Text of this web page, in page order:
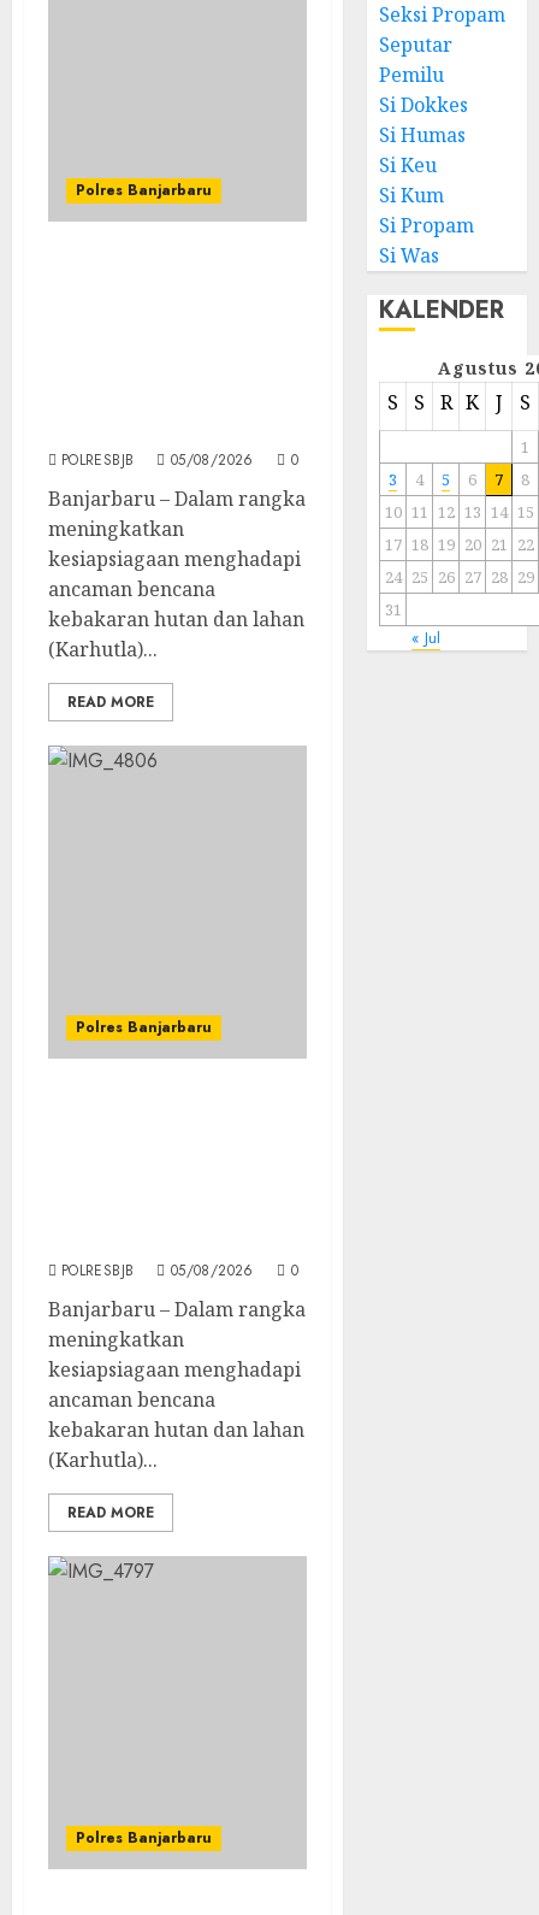
Polres Banjarbaru
POLRESBJB 05/08/2026 0
Banjarbaru – Dalam rangka
meningkatkan
kesiapsiagaan menghadapi
ancaman bencana
kebakaran hutan dan lahan
(Karhutla)...
READ MORE
Polres Banjarbaru
POLRESBJB 05/08/2026 0
Banjarbaru – Dalam rangka
meningkatkan
kesiapsiagaan menghadapi
ancaman bencana
kebakaran hutan dan lahan
(Karhutla)...
READ MORE
Polres Banjarbaru
Seksi Propam
Seputar
Pemilu
Si Dokkes
Si Humas
Si Keu
Si Kum
Si Propam
Si Was
KALENDER
Agustus
S S R K J S
1
3
4 5 6 7
8
10 11 12 13 14 15
17 18 19 20 21 22
24 25 26 27 28 29
31
« Jul